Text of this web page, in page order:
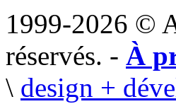
1999-2026 ©
réservés. - À
\ design +